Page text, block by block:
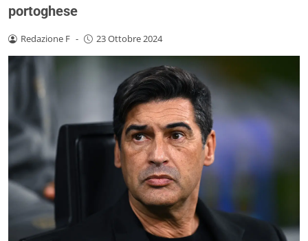
portoghese
Redazione F - 23 Ottobre 2024